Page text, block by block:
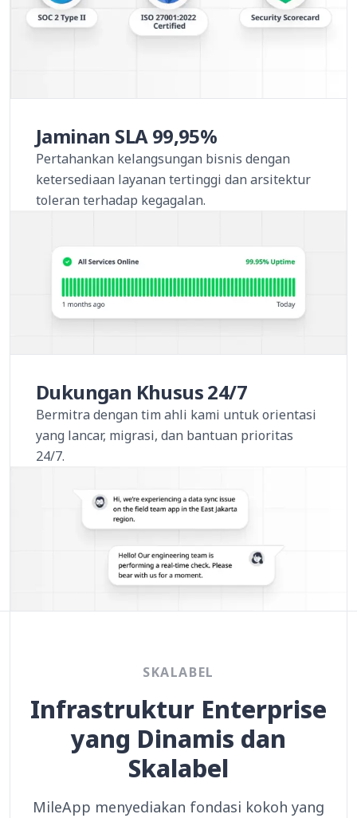
Jaminan SLA 99,95%
Pertahankan kelangsungan bisnis dengan
ketersediaan layanan tertinggi dan arsitektur
toleran terhadap kegagalan.
Dukungan Khusus 24/7
Bermitra dengan tim ahli kami untuk orientasi
yang lancar, migrasi, dan bantuan prioritas
24/7.
SKALABEL
Infrastruktur Enterprise
yang Dinamis dan
Skalabel
MileApp menyediakan fondasi kokoh yang